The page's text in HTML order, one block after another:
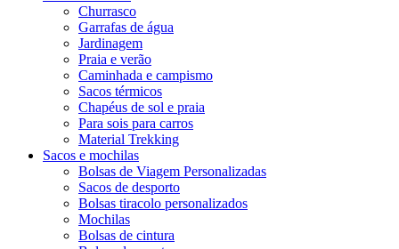
Churrasco
Garrafas de água
Jardinagem
Praia e verão
Caminhada e campismo
Sacos térmicos
Chapéus de sol e praia
Para sois para carros
Material Trekking
Sacos e mochilas
Bolsas de Viagem Personalizadas
Sacos de desporto
Bolsas tiracolo personalizados
Mochilas
Bolsas de cintura